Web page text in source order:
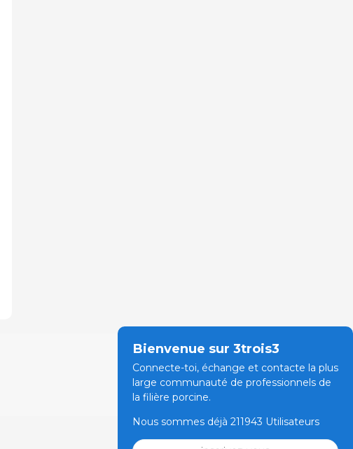
Bienvenue sur 3trois3
Connecte-toi, échange et contacte la plus
large communauté de professionnels de
la filière porcine.
Nous sommes déjà 211943 Utilisateurs